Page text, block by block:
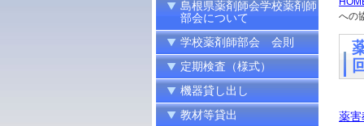
への
薬害
島根県薬剤師会学校薬剤師
部会について
学校薬剤師部会 会則
定期検査（様式）
機器貸し出し
教材等貸出